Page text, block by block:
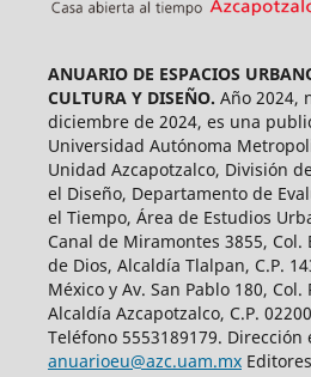
ANUARIO DE ESPACIOS
CULTURA Y DISEÑO. Año 2024,
diciembre de 2024, es una
Universidad Autónoma
Unidad Azcapotzalco, División
el Diseño, Departamento de
el Tiempo, Área de Estudios
Canal de Miramontes 3855, Col.
de Dios, Alcaldía Tlalpan, C.P.
México y Av. San Pablo 180,
Alcaldía Azcapotzalco, C.P.
Teléfono 5553189179. Dirección
anuarioeu@azc.uam.mx